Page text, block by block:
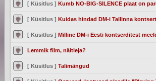
[ Küsitlus ] Kumb NO-BIG-SILENCE plaat on
[ Küsitlus ] Kuidas hindad DM-i Tallinna
[ Küsitlus ] Milline DM-i Eesti kontserditest
Lemmik film, näitleja?
[ Küsitlus ] Talimängud